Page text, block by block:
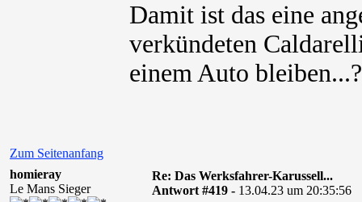
Damit ist das eine
verkündeten
einem Auto
Zum Seitenanfang
homieray
Le Mans Sieger
Re: Das Werksfahrer-Karussell...
Antwort #419 - 13.04.23 um 20:35:56